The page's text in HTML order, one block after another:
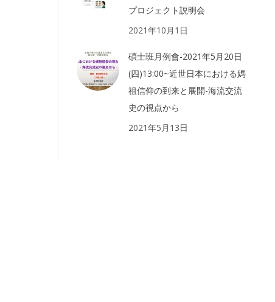
プロジェクト説明会
2021年10月1日
碩士班月例會-2021年5月20日
(四)13:00~近世日本における媽
祖信仰の到来と展開-海流交流
史の視点から
2021年5月13日